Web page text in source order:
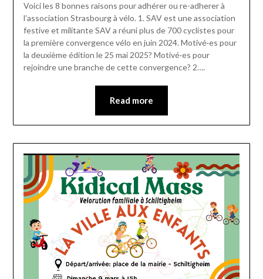
Voici les 8 bonnes raisons pour adhérer ou re-adherer à
l’association Strasbourg à vélo. 1. SAV est une association
festive et militante SAV a réuni plus de 700 cyclistes pour
la première convergence vélo en juin 2024. Motivé·es pour
la deuxième édition le 25 mai 2025? Motivé·es pour
rejoindre une branche de cette convergence? 2….
Read more